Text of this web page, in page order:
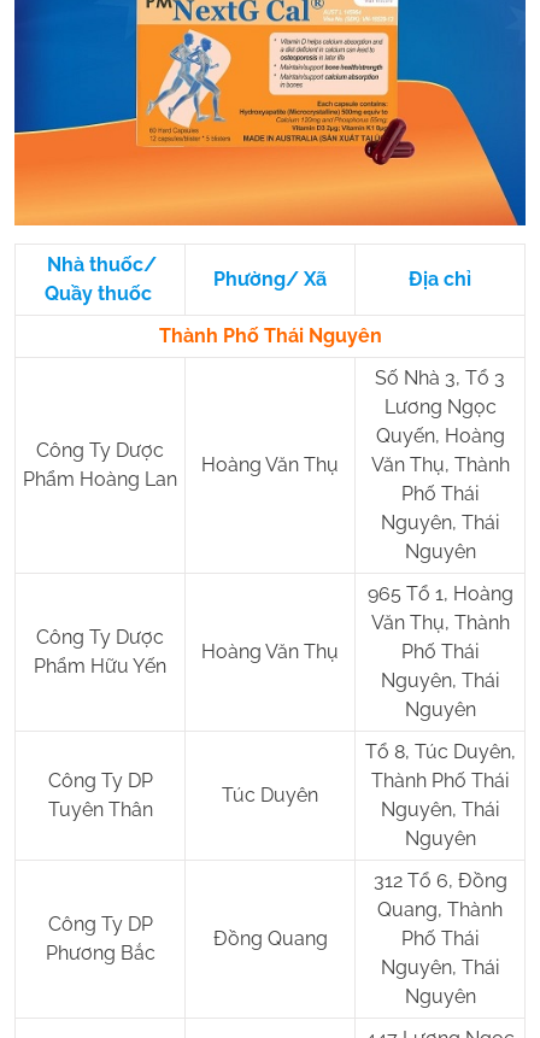
Nhà thuốc/
Quầy thuốc
Phường/ Xã Địa chỉ
Thành Phố Thái Nguyên
Công Ty Dược
Phẩm Hoàng Lan
Hoàng Văn Thụ
Số Nhà 3, Tổ 3
Lương Ngọc
Quyến, Hoàng
Văn Thụ, Thành
Phố Thái
Nguyên, Thái
Nguyên
Công Ty Dược
Phẩm Hữu Yến
Hoàng Văn Thụ
965 Tổ 1, Hoàng
Văn Thụ, Thành
Phố Thái
Nguyên, Thái
Nguyên
Công Ty DP
Tuyên Thân
Túc Duyên
Tổ 8, Túc Duyên,
Thành Phố Thái
Nguyên, Thái
Nguyên
Công Ty DP
Phương Bắc
Đồng Quang
312 Tổ 6, Đồng
Quang, Thành
Phố Thái
Nguyên, Thái
Nguyên